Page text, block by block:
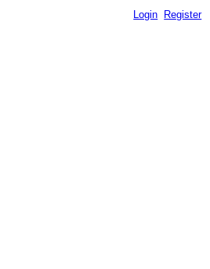
Login Register